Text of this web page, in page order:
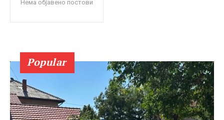
Нема објавено постови
Popular